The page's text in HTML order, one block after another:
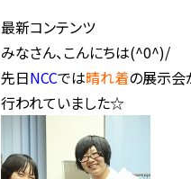
最新コンテンツ
みなさん、こんにちは(^0^)/
先日NCCでは晴れ着の展示会
行われていました☆